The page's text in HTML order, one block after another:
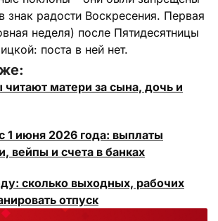
знак радости Воскресения. Первая
неделя) после Пятидесятницы
поста в ней нет.
матери за сына, дочь и
1 июня 2026 года: выплаты
вейпы и счета в банках
сколько выходных, рабочих
отпуск